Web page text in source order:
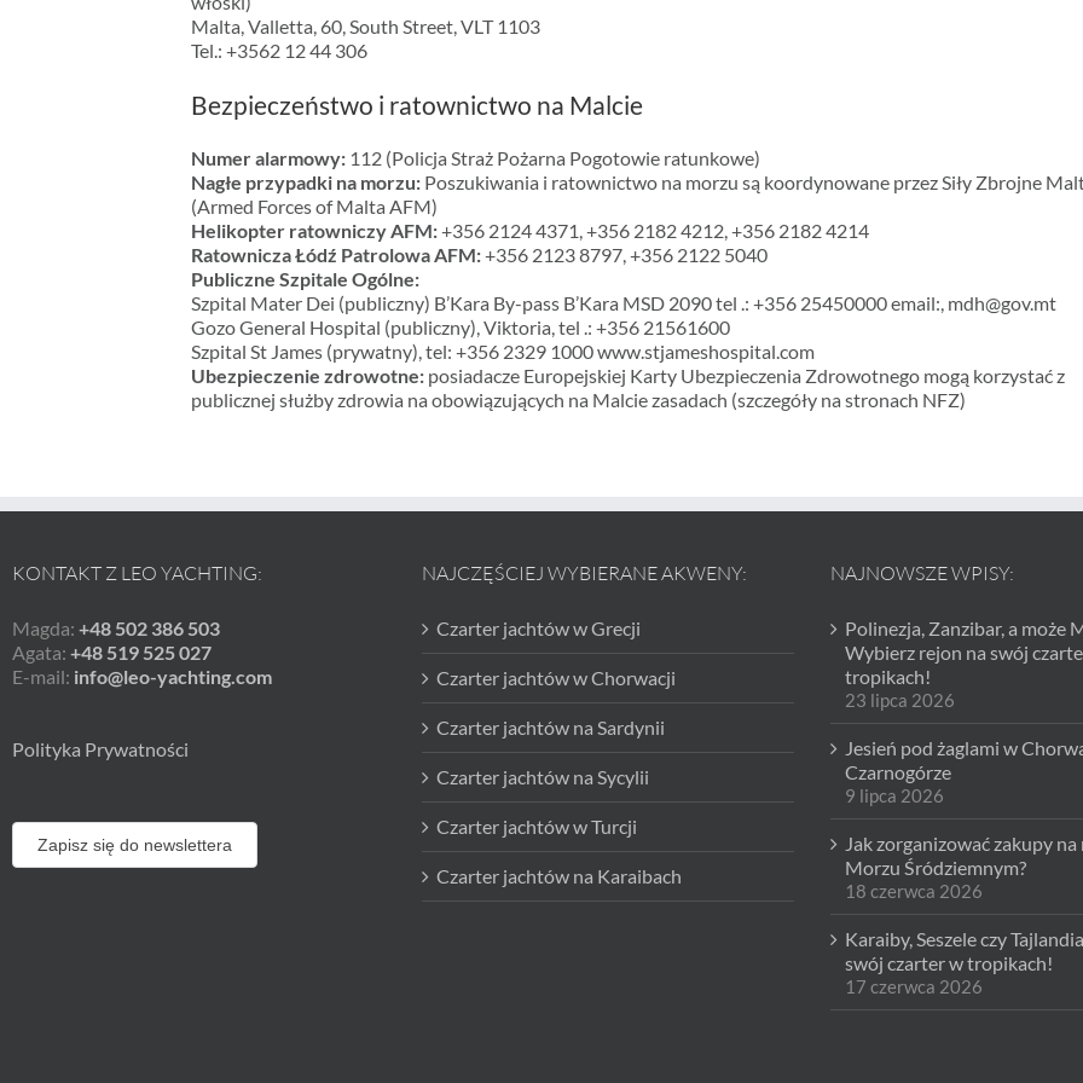
Malta, Valletta, 60, South Street, VLT 1103
Tel.: +3562 12 44 306
Bezpieczeństwo i ratownictwo na Malcie
Numer alarmowy: 112 (Policja Straż Pożarna Pogotowie ratunkowe)
Nagłe przypadki na morzu: Poszukiwania i ratownictwo na morzu są koordynowane przez Siły Zbrojne
(Armed Forces of Malta AFM)
Helikopter ratowniczy AFM:+356 2124 4371, +356 2182 4212, +356 2182 4214
Ratownicza Łódź Patrolowa AFM:+356 2123 8797, +356 2122 5040
Publiczne Szpitale Ogólne:
Szpital Mater Dei (publiczny) B’Kara By-pass B’Kara MSD 2090 tel .: +356 25450000 email:, mdh@gov.mt
Gozo General Hospital (publiczny), Viktoria, tel .: +356 21561600
Szpital St James (prywatny), tel: +356 2329 1000 www.stjameshospital.com
Ubezpieczenie zdrowotne: posiadacze Europejskiej Karty Ubezpieczenia Zdrowotnego mogą korzystać z
publicznej służby zdrowia na obowiązujących na Malcie zasadach (szczegóły na stronach NFZ)
KONTAKT Z LEO YACHTING:
Magda: +48 502 386 503
Agata: +48 519 525 027
E-mail: info@leo-yachting.com
Polityka Prywatności
Zapisz się do newslettera
NAJCZĘŚCIEJ WYBIERANE AKWENY:
Czarter jachtów w Grecji
Czarter jachtów w Chorwacji
Czarter jachtów na Sardynii
Czarter jachtów na Sycylii
Czarter jachtów w Turcji
Czarter jachtów na Karaibach
NAJNOWSZE WPISY:
Polinezja, Zanzibar, a może
Wybierz rejon na swój
tropikach!
23 lipca 2026
Jesień pod żaglami w
Czarnogórze
9 lipca 2026
Jak zorganizować zakupy na
Morzu Śródziemnym?
18 czerwca 2026
Karaiby, Seszele czy
swój czarter w tropikach!
17 czerwca 2026